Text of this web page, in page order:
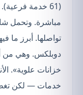
(61 خدمة
مباشرة. وتحمل
تواصلها. أبرز
دوبلكس. وهي من
خزانات علوية».